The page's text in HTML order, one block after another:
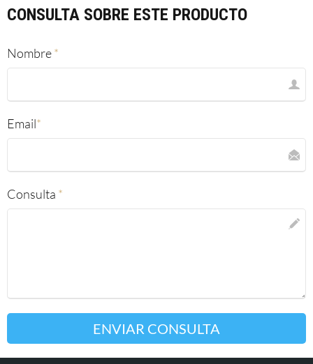
CONSULTA SOBRE ESTE PRODUCTO
Nombre*
Email*
Consulta *